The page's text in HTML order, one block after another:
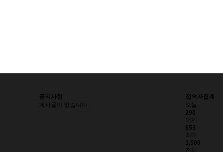
공지사항
게시물이 없습니다.
접속자집계
오늘
290
어제
653
최대
1,500
전체